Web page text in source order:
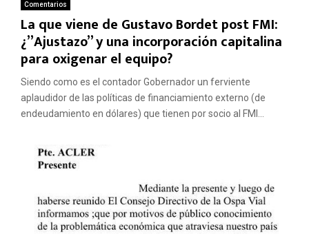
Comentarios
La que viene de Gustavo Bordet post FMI:
¿”Ajustazo” y una incorporación capitalina
para oxigenar el equipo?
Siendo como es el contador Gobernador un ferviente
aplaudidor de las políticas de financiamiento externo (de
endeudamiento en dólares) que tienen por socio al FMI...